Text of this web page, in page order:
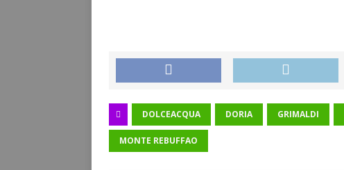
DOLCEACQUA DORIA GRIMALDI
MONTE REBUFFAO